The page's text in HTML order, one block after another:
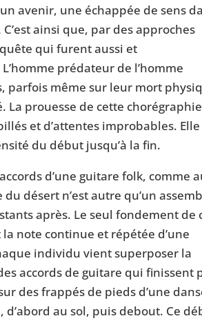
avenir, une échappée de sens
ainsi que, par des approches
qui furent aussi et
prédateur de l’homme
parfois même sur leur mort
La prouesse de cette chorégraphie
et d’attentes improbables.
du début jusqu’à la fin.
d’une guitare folk, comme
désert n’est autre qu’un
après. Le seul fondement de
note continue et répétée d’une
individu vient superposer la
accords de guitare qui finissent
des frappés de pieds d’une
au sol, puis debout. Ce